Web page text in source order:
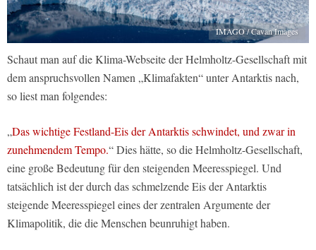
IMAGO / Cavan Images
Schaut man auf die Klima-Webseite der Helmholtz-Gesellschaft mit
dem anspruchsvollen Namen „Klimafakten“ unter Antarktis nach,
so liest man folgendes:
„Das wichtige Festland-Eis der Antarktis schwindet, und zwar in
zunehmendem Tempo.“ Dies hätte, so die Helmholtz-Gesellschaft,
eine große Bedeutung für den steigenden Meeresspiegel. Und
tatsächlich ist der durch das schmelzende Eis der Antarktis
steigende Meeresspiegel eines der zentralen Argumente der
Klimapolitik, die die Menschen beunruhigt haben.